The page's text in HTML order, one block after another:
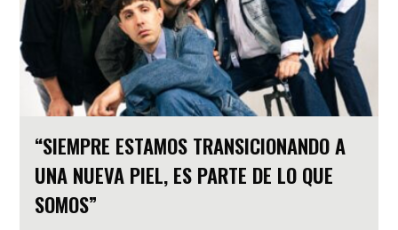
“SIEMPRE ESTAMOS TRANSICIONANDO A
UNA NUEVA PIEL, ES PARTE DE LO QUE
SOMOS”